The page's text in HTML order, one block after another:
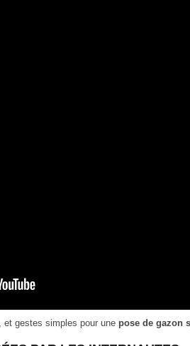
et gestes simples pour une pose de gazon